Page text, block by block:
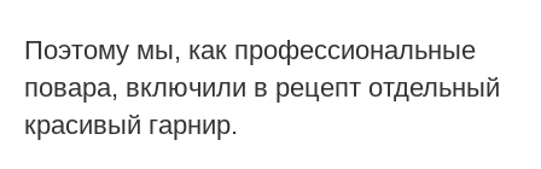
Поэтому мы, как профессиональные
повара, включили в рецепт отдельный
красивый гарнир.